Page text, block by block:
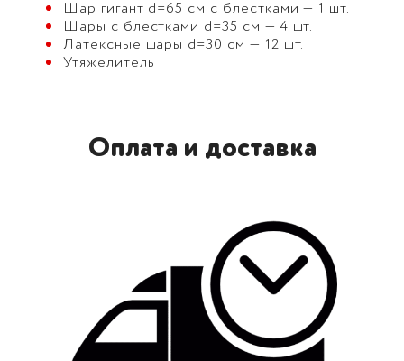
Шар гигант d=65 см с блестками — 1 шт.
Шары с блестками d=35 см — 4 шт.
Латексные шары d=30 см — 12 шт.
Утяжелитель
Оплата и доставка